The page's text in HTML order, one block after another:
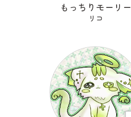
もっちりモーリー
リコ